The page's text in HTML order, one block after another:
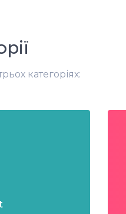
категоріях: